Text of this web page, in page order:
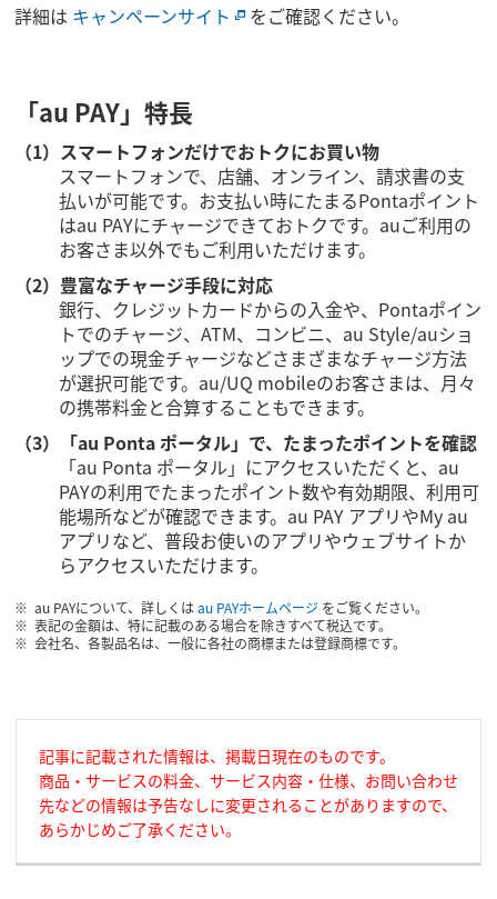
詳細は キャンペーンサイト をご確認ください。
「au PAY」特長
（1）スマートフォンだけでおトクにお買い物
スマートフォンで、店舗、オンライン、請求書の支
払いが可能です。お支払い時にたまるPontaポイント
はau PAYにチャージできておトクです。auご利用の
お客さま以外でもご利用いただけます。
（2）豊富なチャージ手段に対応
銀行、クレジットカードからの入金や、Pontaポイン
トでのチャージ、ATM、コンビニ、au Style/auショ
ップでの現金チャージなどさまざまなチャージ方法
が選択可能です。au/UQ mobileのお客さまは、月々
の携帯料金と合算することもできます。
（3）「au Ponta ポータル」で、たまったポイントを確認
「au Ponta ポータル」にアクセスいただくと、au
PAYの利用でたまったポイント数や有効期限、利用可
能場所などが確認できます。au PAY アプリやMy au
アプリなど、普段お使いのアプリやウェブサイトか
らアクセスいただけます。
au PAYについて、詳しくはau PAYホームページ をご覧ください。
表記の金額は、特に記載のある場合を除きすべて税込です。
会社名、各製品名は、一般に各社の商標または登録商標です。
記事に記載された情報は、掲載日現在のものです。
商品・サービスの料金、サービス内容・仕様、お問い合わせ
先などの情報は予告なしに変更されることがありますので、
あらかじめご了承ください。